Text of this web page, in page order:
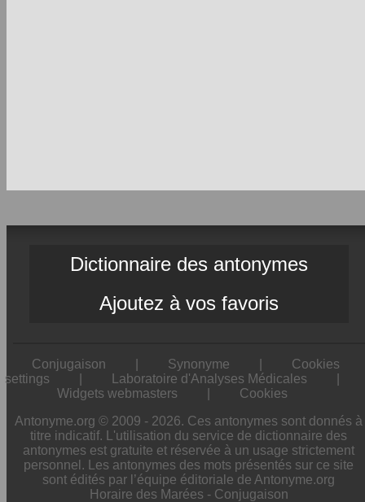
Dictionnaire des antonymes
Ajoutez à vos favoris
Conjugaison Synonyme
Cookies
settings
Laboratoire d'Analyses Médicales
Widgets webmasters
Cookies
Antonyme.org © 2009 - 2026. Ces antonymes sont donnés à
titre indicatif. L'utilisation du service de dictionnaire des
antonymes est gratuite et réservée à un usage strictement
personnel. Les antonymes des mots présentés sur ce site
sont édités par l’équipe éditoriale de Antonyme.org
Horaire des Marées - Conjugaison